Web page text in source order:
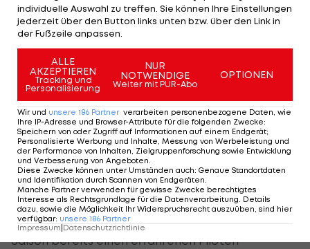
dank seiner häufigen Society-Ausflüge
WeltmeisterLewis Hamilton
Das soll sich demnächst ändern - auch wenn Rossi
als Gastfahrer für fünf Rennen beim
Nachzüglerteam Manor keine Chance hat, vorne
mitzufahren. Der zweite US-Heimsieg nach Mario
Andretti 1977 in Long Beach ist eine Illusion. Große
Hoffnungen setzt man in der Szene aber in den
neuen US-Rennstall Haas.
Das Team aus North Carolina hat mit dem
Franzosen Romain Grosjean für die kommende
Saison bereits einen erfahrenen Piloten
individuelle Auswahl zu treffen. Sie können Ihre Einstellungen
jederzeit über den Button links unten bzw. über den Link in
der Fußzeile anpassen.
ALLE
AKZEPTIEREN
Tracking und
Personalisierung
NUR
NOTWENDIGE
Weiter mit PUR-Abo
OPTIONEN
Wir und unsere 186 Partner verarbeiten personenbezogene Daten, wie
Ihre IP-Adresse und Browser-Attribute für die folgenden Zwecke:
Speichern von oder Zugriff auf Informationen auf einem Endgerät;
Personalisierte Werbung und Inhalte, Messung von Werbeleistung und
der Performance von Inhalten, Zielgruppenforschung sowie Entwicklung
und Verbesserung von Angeboten
Diese Zwecke können unter Umständen auch: Genaue Standortdaten
und Identifikation durch Scannen von Endgeräten
Manche Partner verwenden für gewisse Zwecke berechtigtes
Interesse als Rechtsgrundlage für die Datenverarbeitung. Details
dazu, sowie die Möglichkeit Ihr Widerspruchsrecht auszuüben, sind hier
verfügbar: unsere 186 Partner
Impressum|Datenschutzrichtlinie